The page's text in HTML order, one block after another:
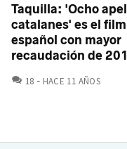
Taquilla: 'Ocho
catalanes' es el film
español con mayor
recaudación de
18 COMENTARIOS
HACE 11 AÑOS